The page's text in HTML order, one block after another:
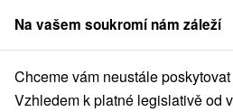
člen skupinySorger
Příjemná povánoční a
Na vašem soukromí nám záleží
Chceme vám neustále
Vzhledem k platné legislativě od